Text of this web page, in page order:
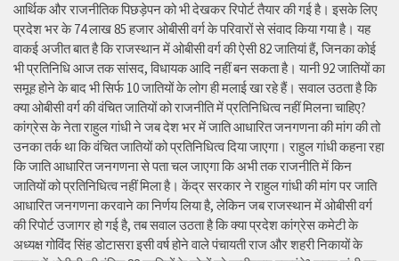
आर्थिक और राजनीतिक पिछड़ेपन को भी देखकर रिपोर्ट तैयार की गई है। इसके लिए
प्रदेश भर के 74 लाख 85 हजार ओबीसी वर्ग के परिवारों से संवाद किया गया है। यह
वाकई अजीत बात है कि राजस्थान में ओबीसी वर्ग की ऐसी 82 जातियां हैं, जिनका कोई
भी प्रतिनिधि आज तक सांसद, विधायक आदि नहीं बन सकता है। यानी 92 जातियों का
समूह होने के बाद भी सिर्फ 10 जातियों के लोग ही मलाई खा रहे हैं। सवाल उठता है कि
क्या ओबीसी वर्ग की वंचित जातियों को राजनीति में प्रतिनिधित्व नहीं मिलना चाहिए?
कांग्रेस के नेता राहुल गांधी ने जब देश भर में जाति आधारित जनगणना की मांग की तो
उनका तर्क था कि वंचित जातियों को प्रतिनिधित्व दिया जाएगा। राहुल गांधी कहना रहा
कि जाति आधारित जनगणना से पता चल जाएगा कि अभी तक राजनीति में किन
जातियों को प्रतिनिधित्व नहीं मिला है। केंद्र सरकार ने राहुल गांधी की मांग पर जाति
आधारित जनगणना करवाने का निर्णय लिया है, लेकिन जब राजस्थान में ओबीसी वर्ग
की रिपोर्ट उजागर हो गई है, तब सवाल उठता है कि क्या प्रदेश कांग्रेस कमेटी के
अध्यक्ष गोविंद सिंह डोटासरा इसी वर्ष होने वाले पंचायती राज और शहरी निकायों के